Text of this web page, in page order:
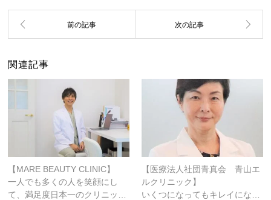
関連記事
【MARE BEAUTY CLINIC】
一人でも多くの人を笑顔にし
て、満足度日本一のクリニッ…
【医療法人社団青真会 青山エ
ルクリニック】
いくつになってもキレイにな…